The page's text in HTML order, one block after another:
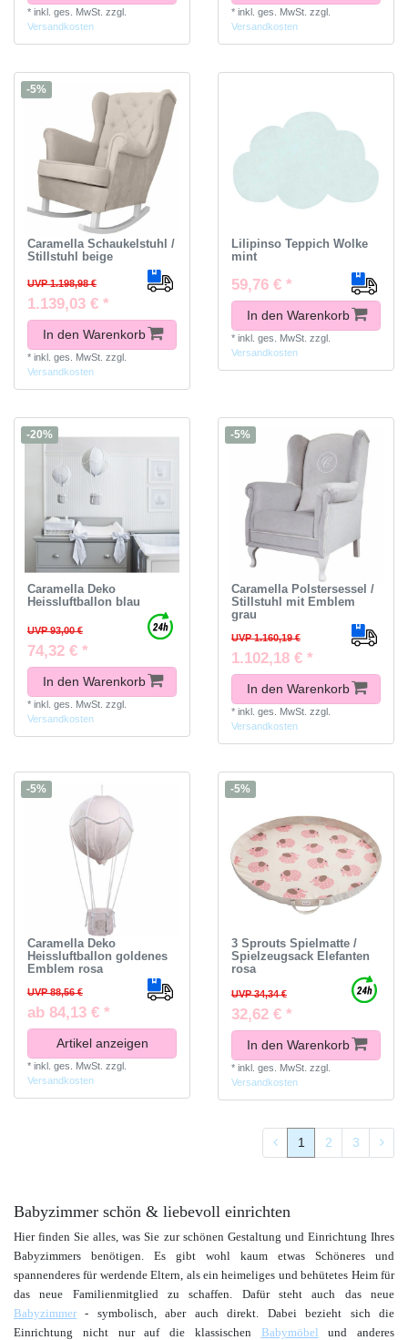
* inkl. ges. MwSt. zzgl.
Versandkosten
* inkl. ges. MwSt. zzgl.
Versandkosten
-5%
Caramella Schaukelstuhl /
Stillstuhl beige
UVP 1.198,98 €
1.139,03 € *
In den Warenkorb
* inkl. ges. MwSt. zzgl.
Versandkosten
Lilipinso Teppich Wolke
mint
59,76 € *
In den Warenkorb
* inkl. ges. MwSt. zzgl.
Versandkosten
-20%
Caramella Deko
Heissluftballon blau
UVP 93,00 €
74,32 € *
In den Warenkorb
* inkl. ges. MwSt. zzgl.
Versandkosten
-5%
Caramella Polstersessel /
Stillstuhl mit Emblem
grau
UVP 1.160,19 €
1.102,18 € *
In den Warenkorb
* inkl. ges. MwSt. zzgl.
Versandkosten
-5%
Caramella Deko
Heissluftballon goldenes
Emblem rosa
UVP 88,56 €
ab 84,13 € *
Artikel anzeigen
* inkl. ges. MwSt. zzgl.
Versandkosten
-5%
3 Sprouts Spielmatte /
Spielzeugsack Elefanten
rosa
UVP 34,34 €
32,62 € *
In den Warenkorb
* inkl. ges. MwSt. zzgl.
Versandkosten
1 2 3
Babyzimmer schön & liebevoll einrichten
Hier finden Sie alles, was Sie zur schönen Gestaltung und Einrichtung Ihres
Babyzimmers benötigen. Es gibt wohl kaum etwas Schöneres und
spannenderes für werdende Eltern, als ein heimeliges und behütetes Heim für
das neue Familienmitglied zu schaffen. Dafür steht auch das neue
Babyzimmer - symbolisch, aber auch direkt. Dabei bezieht sich die
Einrichtung nicht nur auf die klassischen Babymöbel und anderes